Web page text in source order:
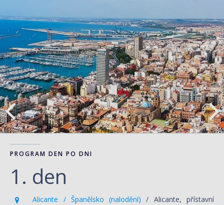
PROGRAM DEN PO DNI
1. den
Alicante / Španělsko (nalodění)/ Alicante, přístavní